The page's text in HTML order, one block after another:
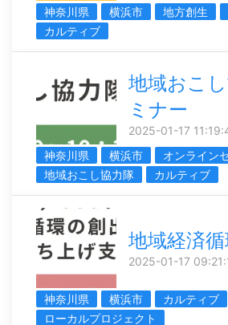
神奈川県 横浜市 地方創生
カルティブ
地域おこ
ミナー
2025-01-17
神奈川県
横浜市
オンライン
地域おこし協力隊
カルティブ
地域経済
2025-01-17
神奈川県 横浜市 カルティブ
ローカルプロジェクト